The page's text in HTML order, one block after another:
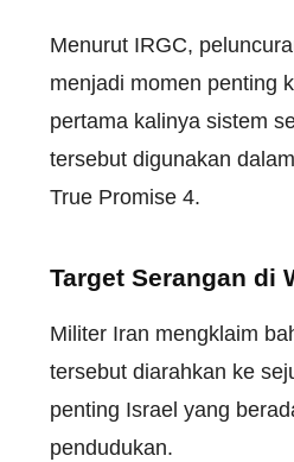
Menurut IRGC,
menjadi momen penting
pertama kalinya sistem
tersebut digunakan
True Promise 4.
Target Serangan di
Militer Iran mengklaim
tersebut diarahkan ke
penting Israel yang
pendudukan.